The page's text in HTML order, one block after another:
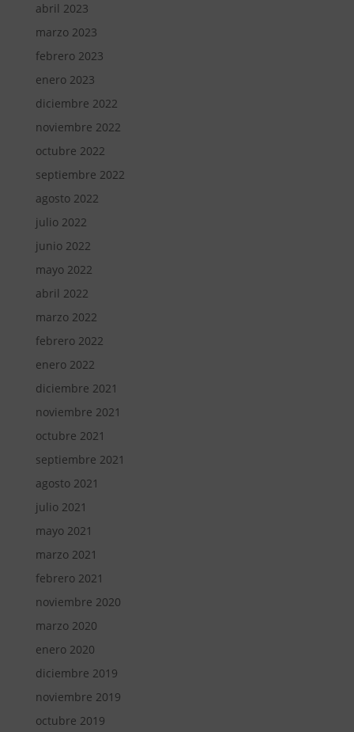
abril 2023
marzo 2023
febrero 2023
enero 2023
diciembre 2022
noviembre 2022
octubre 2022
septiembre 2022
agosto 2022
julio 2022
junio 2022
mayo 2022
abril 2022
marzo 2022
febrero 2022
enero 2022
diciembre 2021
noviembre 2021
octubre 2021
septiembre 2021
agosto 2021
julio 2021
mayo 2021
marzo 2021
febrero 2021
noviembre 2020
marzo 2020
enero 2020
diciembre 2019
noviembre 2019
octubre 2019